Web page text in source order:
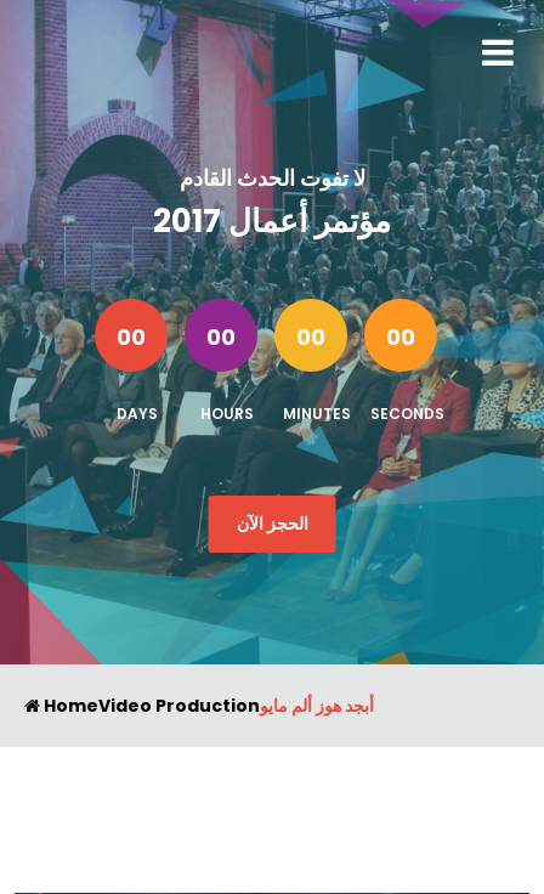
لا تفوت الحدث القادم
مؤتمر أعمال 2017
00
DAYS
00
HOURS
00
MINUTES
00
SECONDS
الحجز الآن
HomeVideo Productionأبجد هوز ألم مايو